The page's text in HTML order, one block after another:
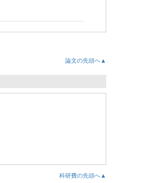
論文の先頭へ▲
科研費の先頭へ▲